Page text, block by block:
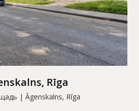
Rīga
| Āgenskalns, Rīga